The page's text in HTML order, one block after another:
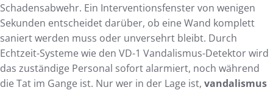
Schadensabwehr. Ein Interventionsfenster von wenigen
Sekunden entscheidet darüber, ob eine Wand komplett
saniert werden muss oder unversehrt bleibt. Durch
Echtzeit-Systeme wie den VD-1 Vandalismus-Detektor wird
das zuständige Personal sofort alarmiert, noch während
die Tat im Gange ist. Nur wer in der Lage ist, vandalismus